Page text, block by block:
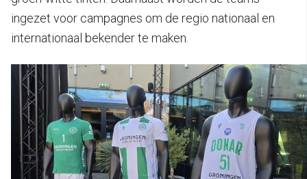
ingezet voor campagnes om de regio nationaal en
internationaal bekender te maken.